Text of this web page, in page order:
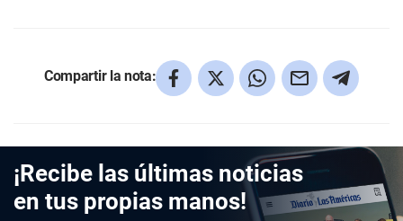
Compartir la nota:
¡Recibe las últimas noticias
en tus propias manos!